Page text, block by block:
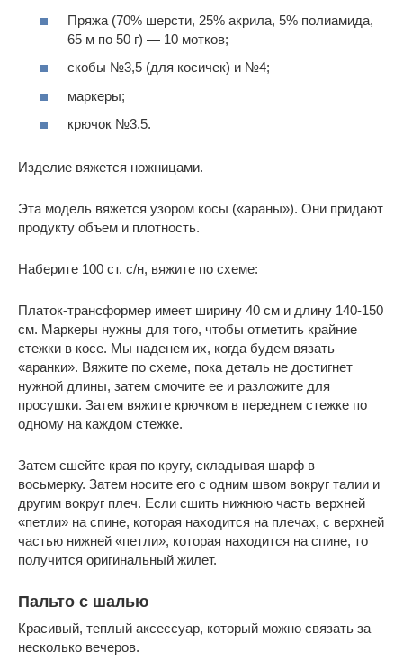
Пряжа (70% шерсти, 25% акрила, 5% полиамида,
65 м по 50 г) — 10 мотков;
скобы №3,5 (для косичек) и №4;
маркеры;
крючок №3.5.
Изделие вяжется ножницами.
Эта модель вяжется узором косы («араны»). Они придают
продукту объем и плотность.
Наберите 100 ст. с/н, вяжите по схеме:
Платок-трансформер имеет ширину 40 см и длину 140-150
см. Маркеры нужны для того, чтобы отметить крайние
стежки в косе. Мы наденем их, когда будем вязать
«аранки». Вяжите по схеме, пока деталь не достигнет
нужной длины, затем смочите ее и разложите для
просушки. Затем вяжите крючком в переднем стежке по
одному на каждом стежке.
Затем сшейте края по кругу, складывая шарф в
восьмерку. Затем носите его с одним швом вокруг талии и
другим вокруг плеч. Если сшить нижнюю часть верхней
«петли» на спине, которая находится на плечах, с верхней
частью нижней «петли», которая находится на спине, то
получится оригинальный жилет.
Пальто с шалью
Красивый, теплый аксессуар, который можно связать за
несколько вечеров.